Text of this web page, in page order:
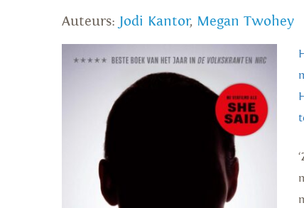
Auteurs: Jodi Kantor, Megan Twohey